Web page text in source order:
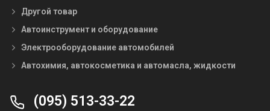
Другой товар
Автоинструмент и оборудование
Электрооборудование автомобилей
Автохимия, автокосметика и автомасла, жидкости
(095) 513-33-22